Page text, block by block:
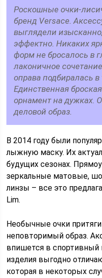
Роскошные очки-
бренд Versace.
выглядели
эффектно. Никаких
форм не бросалось в
лаконичное
оправа подбиралась в
Единственная
орнамент на дужках.
деловой образ.
В 2014 году были
лыжную маску. Их
будущих сезонах.
зеркальные матовые,
линзы – все это
Lim.
Необычные очки
неповторимый образ.
впишется в спортивный
изделия выгодно
которая в некоторых